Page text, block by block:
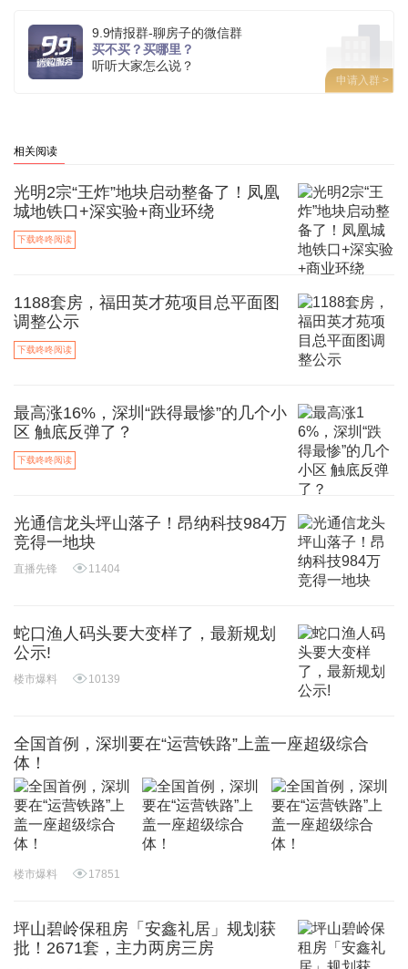
9.9情报群-聊房子的微信群
买不买？买哪里？
听听大家怎么说？
申请入群 >
相关阅读
光明2宗“王炸”地块启动整备了！凤凰
城地铁口+深实验+商业环绕
下载咚咚阅读
1188套房，福田英才苑项目总平面图
调整公示
下载咚咚阅读
最高涨16%，深圳“跌得最惨”的几个小
区 触底反弹了？
下载咚咚阅读
光通信龙头坪山落子！昂纳科技984万
竞得一地块
直播先锋 11404
蛇口渔人码头要大变样了，最新规划
公示!
楼市爆料 10139
全国首例，深圳要在“运营铁路”上盖一座超级综合
体！
楼市爆料 17851
坪山碧岭保租房「安鑫礼居」规划获
批！2671套，主力两房三房